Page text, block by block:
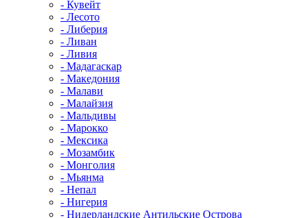
- Кувейт
- Лесото
- Либерия
- Ливан
- Ливия
- Мадагаскар
- Македония
- Малави
- Малайзия
- Мальдивы
- Марокко
- Мексика
- Мозамбик
- Монголия
- Мьянма
- Непал
- Нигерия
- Нидерландские Антильские Острова